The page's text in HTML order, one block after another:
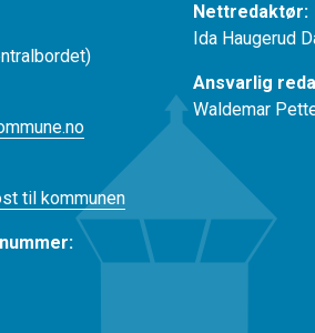
til kommunen
Nettredaktør:
Ida Haugerud
Ansvarlig
Waldemar